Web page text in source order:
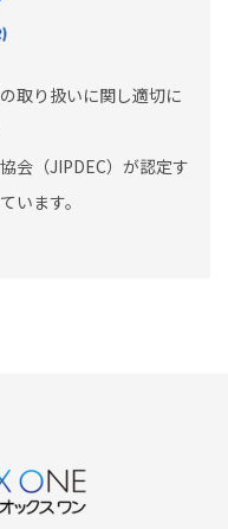
取り扱いに関し適切に
会（JIPDEC）が認定す
います。